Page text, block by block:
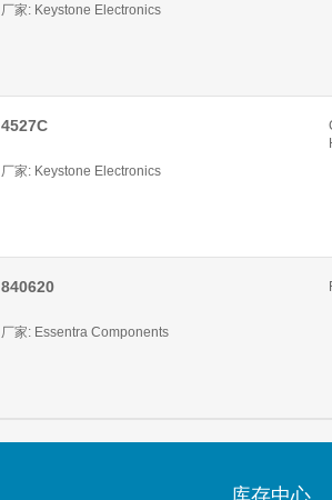
厂家: Keystone Electronics
4527C
厂家: Keystone Electronics
840620
厂家: Essentra Components
库存中心